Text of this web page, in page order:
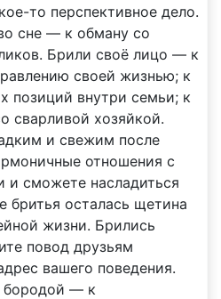
то перспективное дело.
сне — к обману со
Брили своё лицо — к
своей жизнью; к
позиций внутри семьи; к
сварливой хозяйкой.
и свежим после
отношения с
и сможете насладиться
бритья осталась щетина
жизни. Брились
повод друзьям
вашего поведения.
бородой — к